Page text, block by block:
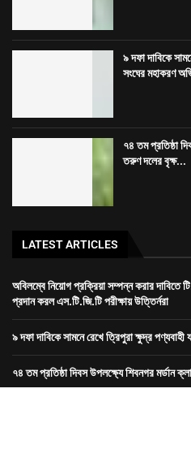
৯ দফা দাবিকে সামনে রেখে ত্রিপুরা ক্ষুদ্র
৭৪ তম প্রতিষ্ঠা দিবস উপলক্ষ্যে শিবনগর মর্ডান
Dev-GORILLA
হোম ত্রিপুরা জেলা খেলা
স্বাস্থ্য
ভিডিও আর্টিকেল